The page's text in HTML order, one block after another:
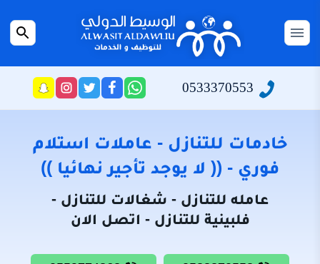
المحتوىالقائمة
الرئيسية
سياسة
من
نحن
خادمات
للتنازل
شغالات
بحث
0533370553
راسلنا
عبر
تابعنا
على
فيسبوك
تابعنا
على
تويتر
تابعنا
على
انستجرام
خادمات للتنازل - عاملات استلام
فوري - (( لا يوجد تأجير نهائيا ))
عامله للتنازل - شغالات للتنازل -
فلبينية للتنازل - اتصل الان